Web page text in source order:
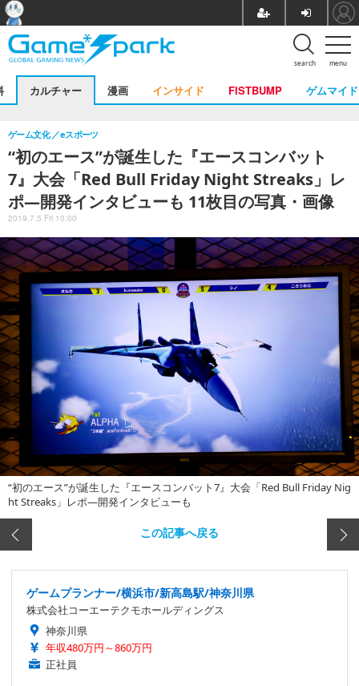
menu
search
カルチャー 漫画 インサイド FISTBUMP ゲムマイド
“初のエース”が誕生した『エースコンバット
7』大会「Red Bull Friday Night Streaks」レ
ポ―開発インタビューも 11枚目の写真・画像
ゲーム文化 eスポーツ
2019.7.5 Fri 10:00
“初のエース”が誕生した『エースコンバット7』大会「Red Bull Friday Nig
ht Streaks」レポ―開発インタビューも
この記事へ戻る
ゲームプランナー/横浜市/新高島駅/神奈川県
株式会社コーエーテクモホールディングス
神奈川県
年収480万円～860万円
正社員